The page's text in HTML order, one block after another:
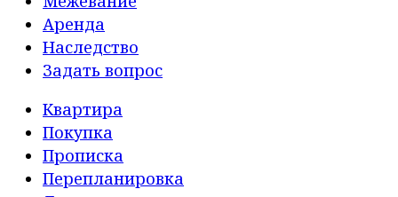
Аренда
Наследство
Задать вопрос
Квартира
Покупка
Прописка
Перепланировка